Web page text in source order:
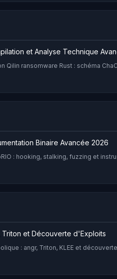
et Analyse Technique
Qilin ransomware Rust : schéma
Binaire Avancée 2026
: hooking, stalking, fuzzing et
Triton et Découverte d'Exploits
: angr, Triton, KLEE et